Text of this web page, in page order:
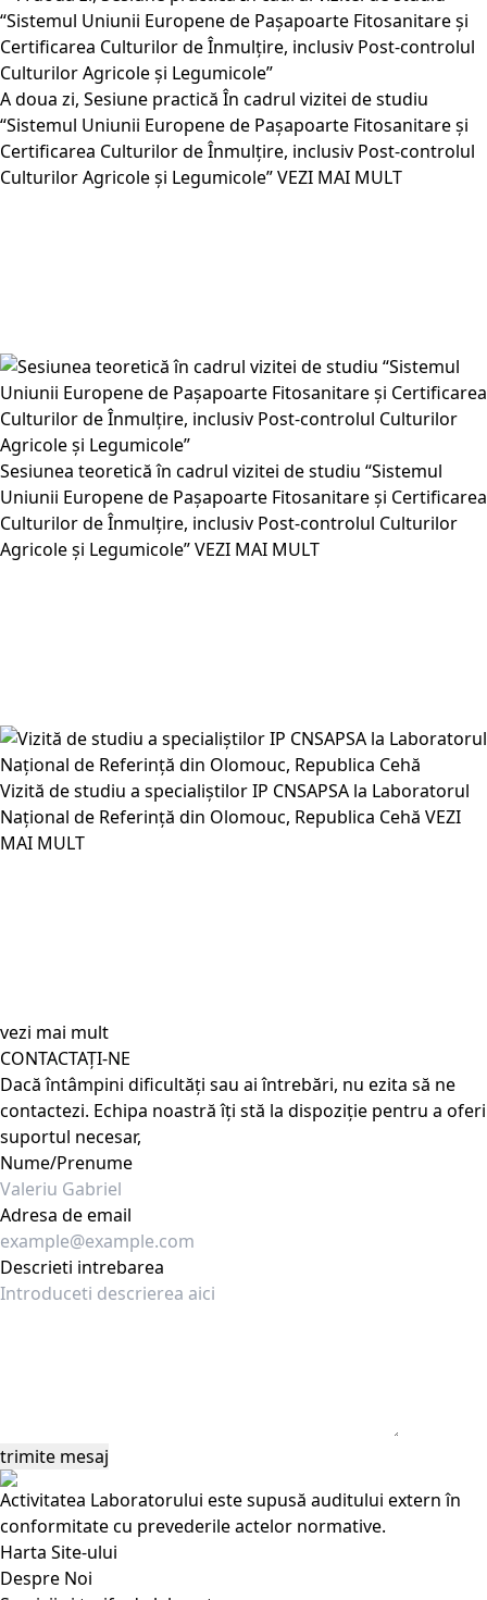
A doua zi, Sesiune practică În cadrul vizitei de studiu
“Sistemul Uniunii Europene de Pașapoarte Fitosanitare și
Certificarea Culturilor de Înmulțire, inclusiv Post-controlul
Culturilor Agricole și Legumicole”VEZI MAI MULT
Sesiunea teoretică în cadrul vizitei de studiu “Sistemul
Uniunii Europene de Pașapoarte Fitosanitare și Certificarea
Culturilor de Înmulțire, inclusiv Post-controlul Culturilor
Agricole și Legumicole”VEZI MAI MULT
Vizită de studiu a specialiștilor IP CNSAPSA la Laboratorul
Național de Referință din Olomouc, Republica Cehă VEZI
MAI MULT
vezi mai mult
CONTACTAȚI-NE
Dacă întâmpini dificultăți sau ai întrebări, nu ezita să ne
contactezi. Echipa noastră îți stă la dispoziție pentru a oferi
suportul necesar,
Nume/Prenume
Adresa de email
Descrieti intrebarea
Activitatea Laboratorului este supusă auditului extern în
conformitate cu prevederile actelor normative.
Harta Site-ului
Despre Noi